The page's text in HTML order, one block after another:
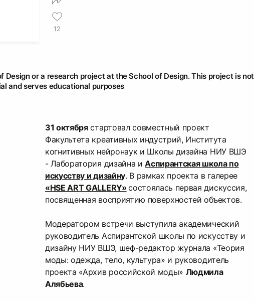
12
or a research project at the School of Design. This project is not
and serves educational purposes
31 октябрястартовал совместный проект
Факультета креативных индустрий, Института
когнитивных нейронаук и Школы дизайна НИУ ВШЭ
- Лаборатория дизайна иАспирантская школа по
искусству и дизайну. В рамках проекта в галерее
«HSE ART GALLERY» состоялась первая дискуссия,
посвященная восприятию поверхностей объектов.
Модератором встречи выступила академический
руководитель Аспирантской школы по искусству и
дизайну НИУ ВШЭ, шеф-редактор журнала «Теория
моды: одежда, тело, культура» и руководитель
проекта «Архив российской моды» Людмила
Алябьева.